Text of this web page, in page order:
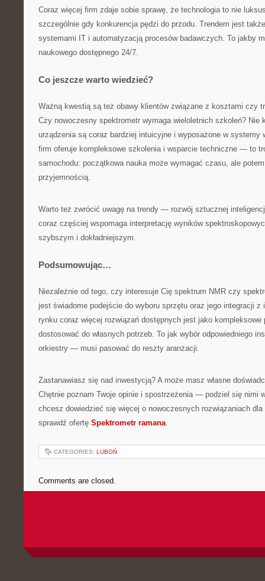
Coraz więcej firm zdaje sobie sprawę, że technologia to nie
szczególnie gdy konkurencja pędzi do przodu. Trendem jest
systemami IT i automatyzacją procesów badawczych. To jakby
naukowego dostępnego 24/7.
Co jeszcze warto wiedzieć?
Ważną kwestią są też obawy klientów związane z kosztami czy
Czy nowoczesny spektrometr wymaga wieloletnich szkoleń? Nie
urządzenia są coraz bardziej intuicyjne i wyposażone w systemy
firm oferuje kompleksowe szkolenia i wsparcie techniczne — to
samochodu: początkowa nauka może wymagać czasu, ale
przyjemnością.
Warto też zwrócić uwagę na trendy — rozwój sztucznej
coraz częściej wspomaga interpretację wyników
szybszym i dokładniejszym.
Podsumowując…
Niezależnie od tego, czy interesuje Cię spektrum NMR czy
jest świadome podejście do wyboru sprzętu oraz jego integracji
rynku coraz więcej rozwiązań dostępnych jest jako kompleksowe
dostosować do własnych potrzeb. To jak wybór odpowiedniego
orkiestry — musi pasować do reszty aranżacji.
Zastanawiasz się nad inwestycją? A może masz własne
Chętnie poznam Twoje opinie i spostrzeżenia — podziel się nimi
chcesz dowiedzieć się więcej o nowoczesnych rozwiązaniach dla
sprawdź ofertę Spektrometr ramana.
CATEGORIES: LUBOŃ
Comments are closed.